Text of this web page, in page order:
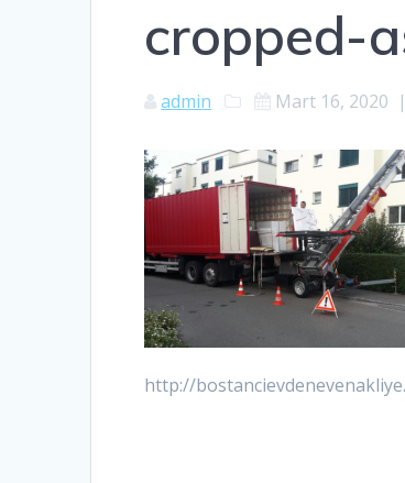
cropped-
admin Mart 16, 2020
http://